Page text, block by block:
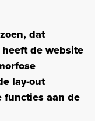
dat
de website
lay-out
functies aan de